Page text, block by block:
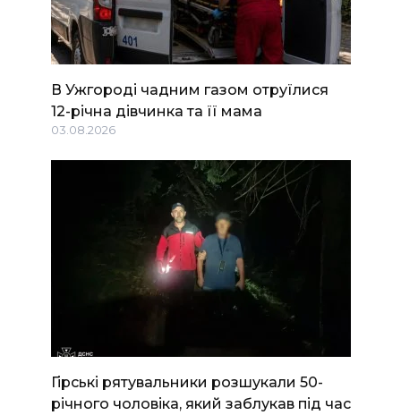
В Ужгороді чадним газом отруїлися
12-річна дівчинка та її мама
03.08.2026
Гірські рятувальники розшукали 50-
річного чоловіка, який заблукав під час